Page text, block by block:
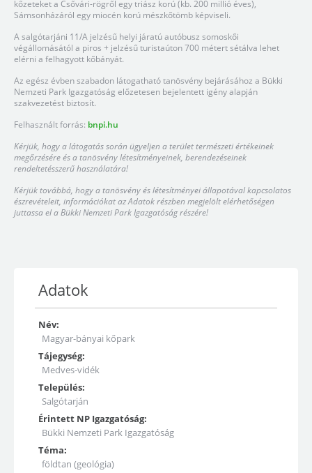
kőzeteket a Csővári-rögről egy triász korú (kb. 200 millió éves),
Sámsonházáról egy miocén korú mészkőtömb képviseli.
A salgótarjáni 11/A jelzésű helyi járatú autóbusz somoskői
végállomásától a piros + jelzésű turistaúton 700 métert sétálva lehet
elérni a felhagyott kőbányát.
Az egész évben szabadon látogatható tanösvény bejárásához a Bükki
Nemzeti Park Igazgatóság előzetesen bejelentett igény alapján
szakvezetést biztosít.
Felhasznált forrás: bnpi.hu
Kérjük, hogy a látogatás során ügyeljen a terület természeti értékeinek
megőrzésére és a tanösvény létesítményeinek, berendezéseinek
rendeltetésszerű használatára!
Kérjük továbbá, hogy a tanösvény és létesítményei állapotával kapcsolatos
észrevételeit, információkat az Adatok részben megjelölt elérhetőségen
juttassa el a Bükki Nemzeti Park Igazgatóság részére!
Adatok
Név:
Magyar-bányai kőpark
Tájegység:
Medves-vidék
Település:
Salgótarján
Érintett NP Igazgatóság:
Bükki Nemzeti Park Igazgatóság
Téma:
földtan (geológia)